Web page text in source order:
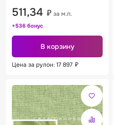
511,34 ₽ за м.п.
+536 бонус
В корзину
Цена за рулон: 17 897 ₽